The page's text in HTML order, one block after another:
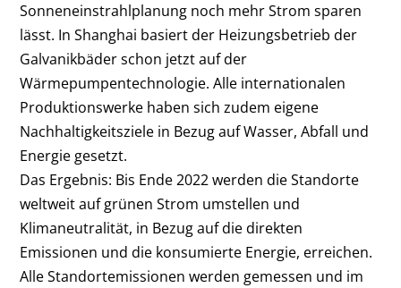
Sonneneinstrahlplanung noch mehr Strom sparen
lässt. In Shanghai basiert der Heizungsbetrieb der
Galvanikbäder schon jetzt auf der
Wärmepumpentechnologie. Alle internationalen
Produktionswerke haben sich zudem eigene
Nachhaltigkeitsziele in Bezug auf Wasser, Abfall und
Energie gesetzt.
Das Ergebnis: Bis Ende 2022 werden die Standorte
weltweit auf grünen Strom umstellen und
Klimaneutralität, in Bezug auf die direkten
Emissionen und die konsumierte Energie, erreichen.
Alle Standortemissionen werden gemessen und im